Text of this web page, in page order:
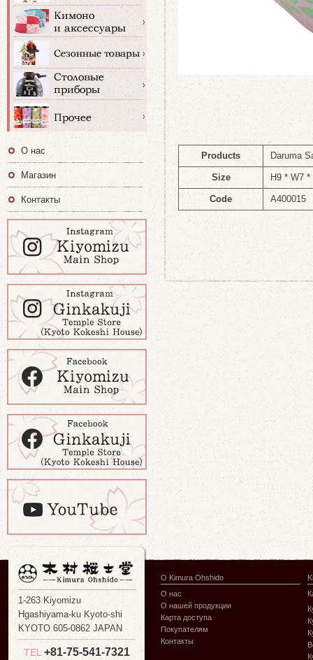
Products Daruma
Size H9 * W7 *
Code A400015
О нас
Магазин
Контакты
1-263 Kiyomizu
Hgashiyama-ku Kyoto-shi
KYOTO 605-0862 JAPAN
TEL +81-75-541-7321
О Kimura Ohshido
О нас
О нашей продукции
Карта доступа
Покупателям
Контакты